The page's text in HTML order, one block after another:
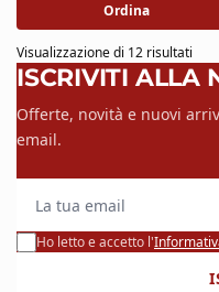
Ordina
Visualizzazione di 12 risultati
ISCRIVITI ALLA
Offerte, novità e nuovi
email.
Ho letto e accetto l'